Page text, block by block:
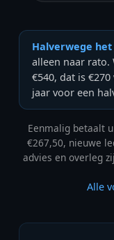
Halverwege
alleen naar rato.
€540, dat is
jaar voor een
Eenmalig betaalt
€267,50, nieuwe
advies en overleg
Alle